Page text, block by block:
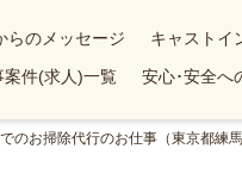
らのメッセージ
キャストイ
案件(求人)一覧 安心･安全へ
のお掃除代行のお仕事（東京都練馬